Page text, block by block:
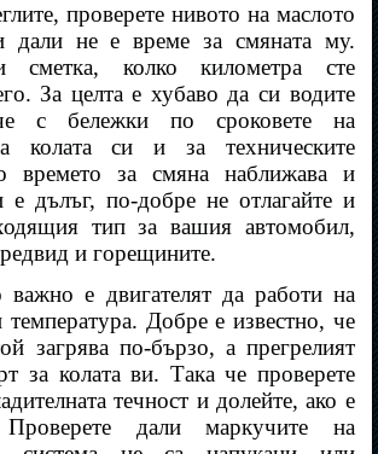
проверете нивото на маслото
дали не е време за смяната му.
сметка, колко километра сте
За целта е хубаво да си водите
с бележки по сроковете на
колата си и за техническите
времето за смяна наближава и
дълъг, по-добре не отлагайте и
тип за вашия автомобил,
и горещините.
важно е двигателят да работи на
температура. Добре е известно, че
загрява по-бързо, а прегрелият
за колата ви. Така че проверете
течност и долейте, ако е
Проверете дали маркучите на